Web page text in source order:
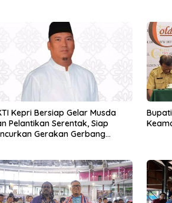
Kepri Bersiap Gelar Musda
Pelantikan Serentak, Siap
Gerakan Gerbang